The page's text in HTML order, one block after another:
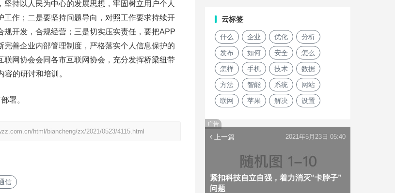
持以人民为中心的发展思想，牢固树立用户个人
作；二是要坚持问题导向，对照工作要求持续开
开发，合规经营；三是切实压实责任，要把APP
善企业内部管理制度，严格落实个人信息保护的
网协会会同各市互联网协会，充分发挥桥梁纽带
的研讨和培训。
署。
html/biancheng/zx/2021/0523/4115.html
信
云标签
什么 企业 优化 分析
发布 如何 安全 怎么
怎样 手机 技术 数据
方法 智能 系统 网站
联网 苹果 解决 设置
广告
上一篇
紧扣科技自立自强，着力消灭“卡脖子”
问题
2021年5月23日 05:40